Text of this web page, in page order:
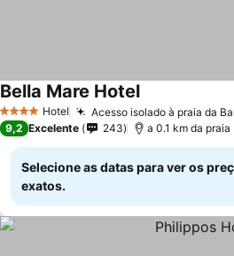
4 EstrelasHotel Acesso isolado à praia da
Bella Mare Hotel
9,2 Excelente 243 a 0.1 km da praia
Selecione as datas para ver os
exatos.